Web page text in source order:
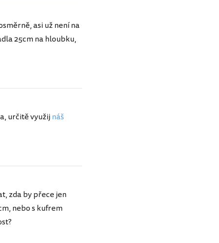
asi už není na
25cm na hloubku,
určitě využijnáš
zda by přece jen
nebo s kufrem